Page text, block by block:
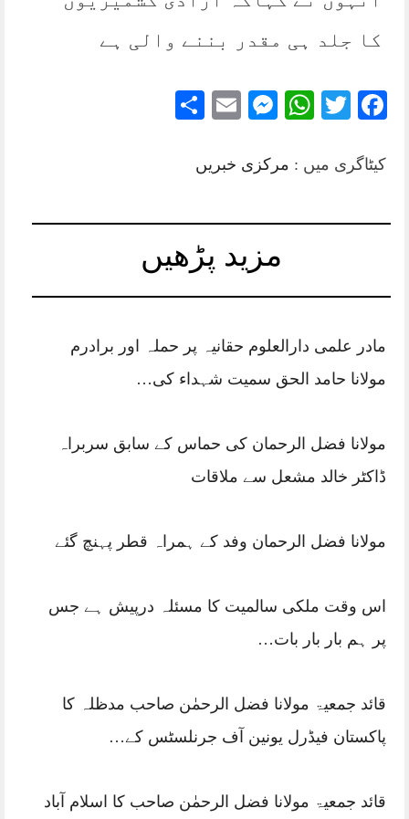
کا جلد ہی مقدر بننے والی ہے
Facebook
Twitter
WhatsApp
Messenger
Email
کیٹاگری میں : مرکزی خبریں
مزید پڑھیں
مادر علمی دارالعلوم حقانیہ پر حملہ اور برادرم
مولانا حامد الحق سمیت شہداء کی…
مولانا فضل الرحمان کی حماس کے سابق سربراہ
ڈاکٹر خالد مشعل سے ملاقات
مولانا فضل الرحمان وفد کے ہمراہ قطر پہنچ گئے
اس وقت ملکی سالمیت کا مسئلہ درپیش ہے جس
پر ہم بار بار بات…
قائد جمعیۃ مولانا فضل الرحمٰن صاحب مدظلہ کا
پاکستان فیڈرل یونین آف جرنلسٹس کے…
قائد جمعیۃ مولانا فضل الرحمٰن صاحب کا اسلام آباد